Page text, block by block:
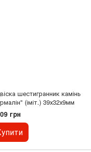
шестигранник камінь
(іміт.) 39х32х9мм
грн